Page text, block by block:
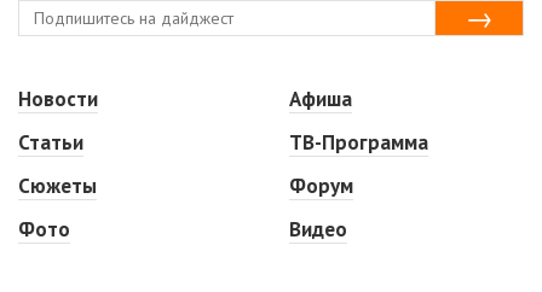
Новости
Статьи
Сюжеты
Фото
Афиша
ТВ-Программа
Форум
Видео